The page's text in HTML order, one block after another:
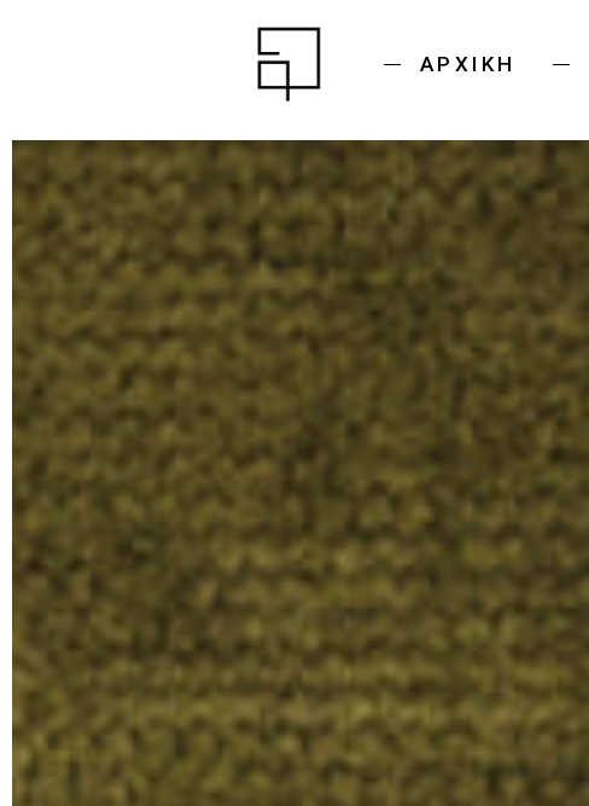
ΑΡΧΙΚΉ